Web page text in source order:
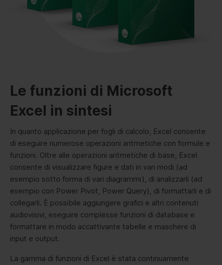
Le funzioni di Microsoft
Excel in sintesi
In quanto applicazione per fogli di calcolo, Excel consente
di eseguire numerose operazioni aritmetiche con formule e
funzioni. Oltre alle operazioni aritmetiche di base, Excel
consente di visualizzare figure e dati in vari modi (ad
esempio sotto forma di vari diagrammi), di analizzarli (ad
esempio con Power Pivot, Power Query), di formattarli e di
collegarli. È possibile aggiungere grafici e altri contenuti
audiovisivi, eseguire complesse funzioni di database e
formattare in modo accattivante tabelle e maschere di
input e output.
La gamma di funzioni di Excel è stata continuamente